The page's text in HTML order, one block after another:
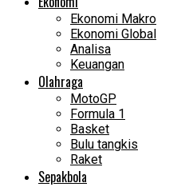
Ekonomi Makro
Ekonomi Global
Analisa
Keuangan
Olahraga
MotoGP
Formula 1
Basket
Bulu tangkis
Raket
Sepakbola